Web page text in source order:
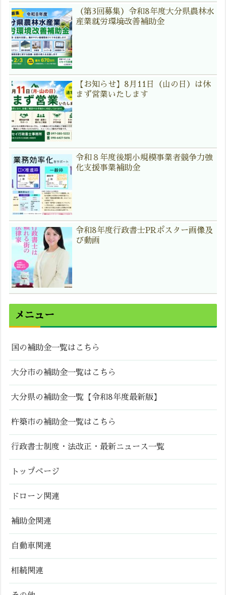
（第3回募集）令和8年度大分県農林水
産業就労環境改善補助金
【お知らせ】8月11日（山の日）は休
まず営業いたします
令和８年度後期小規模事業者競争力強
化支援事業補助金
令和8年度行政書士PRポスター画像及
び動画
メニュー
国の補助金一覧はこちら
大分市の補助金一覧はこちら
大分県の補助金一覧【令和8年度最新版】
杵築市の補助金一覧はこちら
行政書士制度・法改正・最新ニュース一覧
トップページ
ドローン関連
補助金関連
自動車関連
相続関連